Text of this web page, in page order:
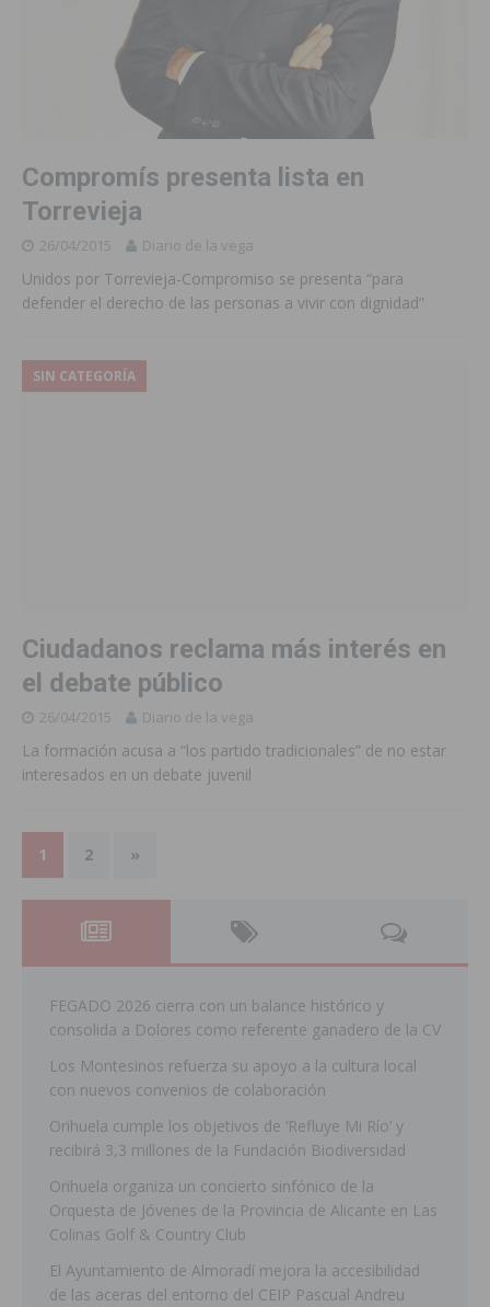
Compromís presenta lista en
Torrevieja
26/04/2015 Diario de la vega
Unidos por Torrevieja-Compromiso se presenta “para
defender el derecho de las personas a vivir con dignidad”
SIN CATEGORÍA
Ciudadanos reclama más interés en
el debate público
26/04/2015 Diario de la vega
La formación acusa a “los partido tradicionales” de no estar
interesados en un debate juvenil
1 2 »
FEGADO 2026 cierra con un balance histórico y
consolida a Dolores como referente ganadero de la CV
Los Montesinos refuerza su apoyo a la cultura local
con nuevos convenios de colaboración
Orihuela cumple los objetivos de ‘Refluye Mi Río’ y
recibirá 3,3 millones de la Fundación Biodiversidad
Orihuela organiza un concierto sinfónico de la
Orquesta de Jóvenes de la Provincia de Alicante en Las
Colinas Golf & Country Club
El Ayuntamiento de Almoradí mejora la accesibilidad
de las aceras del entorno del CEIP Pascual Andreu